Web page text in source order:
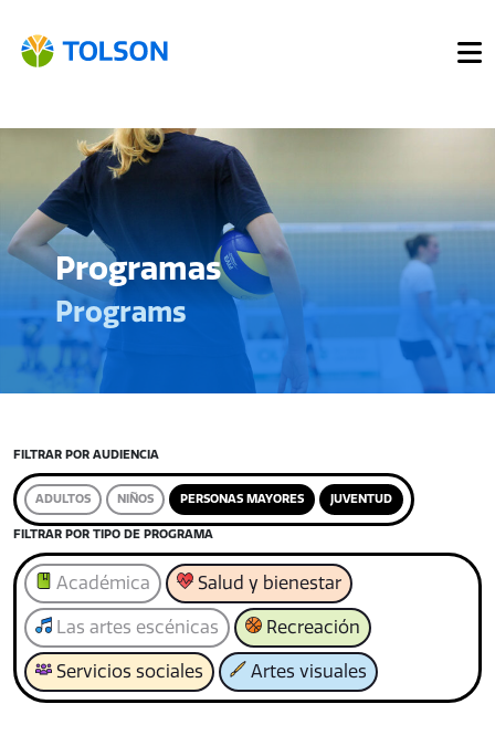
Programas
Programs
FILTRAR POR AUDIENCIA
ADULTOS NIÑOS PERSONAS MAYORES JUVENTUD
FILTRAR POR TIPO DE PROGRAMA
Académica Salud y bienestar
Las artes escénicas Recreación
Servicios sociales Artes visuales